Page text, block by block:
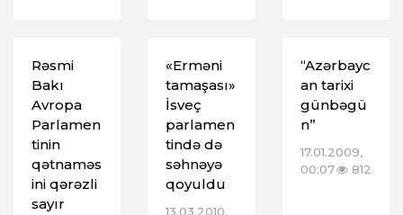
Rəsmi
Bakı
Avropa
Parlamen
tinin
qətnaməs
ini qərəzli
sayır
«Erməni
tamaşası»
İsveç
parlamen
tində də
səhnəyə
qoyuldu
13.03.2010,
“Azərbayc
an tarixi
günbəgü
n”
17.01.2009,
00:07
812